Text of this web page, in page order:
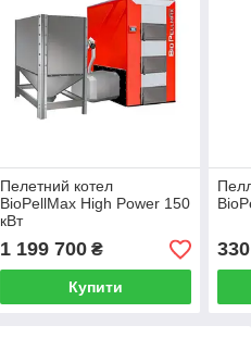
Пелетний котел
BioPellMax High Power 150
кВт
1 199 700₴
Купити